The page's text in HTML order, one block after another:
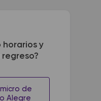
horarios y
de
Alegre